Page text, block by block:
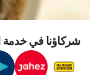
شركاؤنا في خدمة